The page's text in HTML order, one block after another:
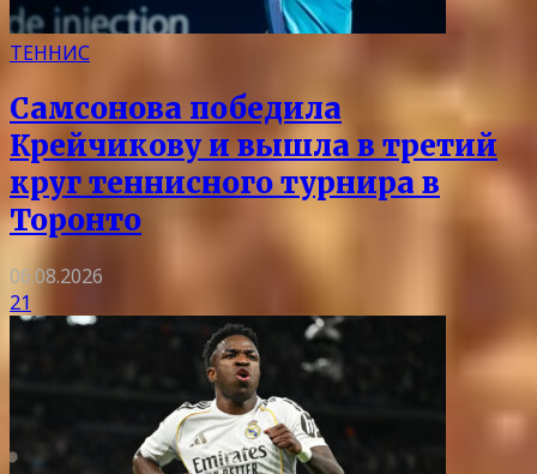
ТЕННИС
Самсонова победила
Крейчикову и вышла в третий
круг теннисного турнира в
Торонто
06.08.2026
21